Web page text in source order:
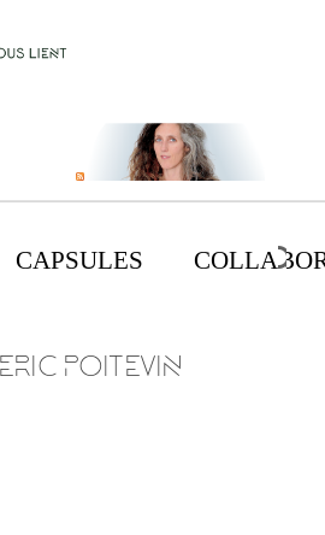
CAPSULES
POITEVIN